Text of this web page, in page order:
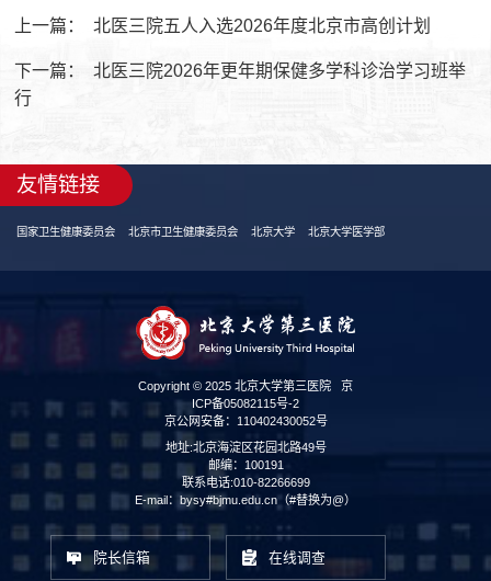
上一篇： 北医三院五人入选2026年度北京市高创计划
下一篇：
北医三院2026年更年期保健多学科诊治学习班举
行
友情链接
国家卫生健康委员会 北京市卫生健康委员会 北京大学 北京大学医学部
Copyright © 2025 北京大学第三医院 京
ICP备05082115号-2
京公网安备：110402430052号
地址:北京海淀区花园北路49号
邮编：100191
联系电话:010-82266699
E-mail：bysy#bjmu.edu.cn（#替换为@）
院长信箱 在线调查